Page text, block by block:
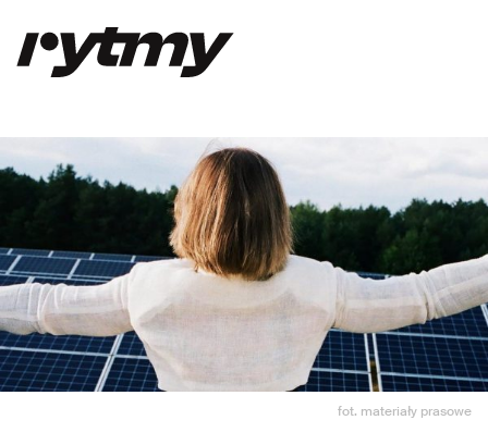
fot. materiały prasowe